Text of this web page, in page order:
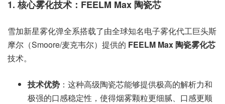
1. 核心雾化技术：FEELM Max 陶瓷芯
雪加新星雾化弹全系搭载了由全球知名电子雾化代工巨头斯
摩尔（Smoore/麦克韦尔）提供的 FEELM Max 陶瓷雾化芯
技术。
技术优势 ：这种高级陶瓷芯能够提供极高的解析力和
极强的口感稳定性，使得烟雾颗粒更细腻、口感更顺